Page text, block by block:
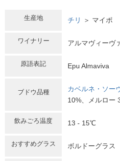
生産地 チリ ＞ マイポ
ワイナリー アルマヴィーヴ
原語表記 Epu Almaviva
ブドウ品種 カベルネ・ソー
10%、メルロー
飲みごろ温度 13 - 15℃
おすすめグラス ボルドーグラス